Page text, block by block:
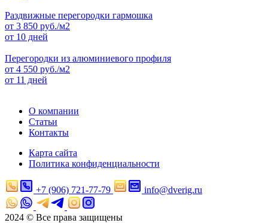
Раздвижные перегородки гармошка
от 3 850 руб./м2
от 10 дней
Перегородки из алюминиевого профиля
от 4 550 руб./м2
от 11 дней
О компании
Статьи
Контакты
Карта сайта
Политика конфиденциальности
+7 (906) 721-77-79 info@dverig.ru
2024 © Все права защищены